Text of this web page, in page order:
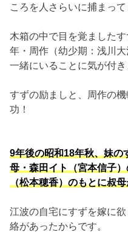
ころを人さらいに捕まって
木箱の中で目を覚ました
年・周作（幼少期：浅川
一緒にいることに気が付き
すずの励ましと、周作の
功！
9年後の昭和18年秋、妹の
母・森田イト（宮本信子
（松本穂香）のもとに叔
江波の自宅にすずを嫁に
絡があったからです。